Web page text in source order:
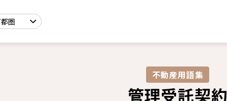
不動産用語集​
管理受託契約